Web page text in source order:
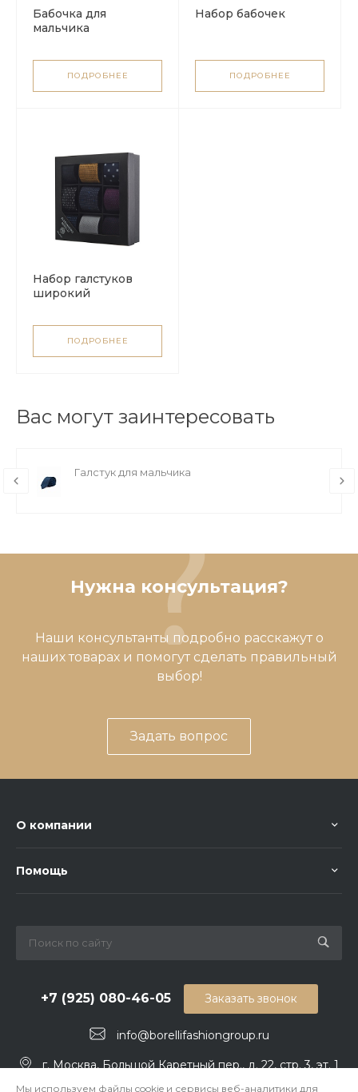
Бабочка для
мальчика
ПОДРОБНЕЕ
Набор бабочек
ПОДРОБНЕЕ
Набор галстуков
широкий
ПОДРОБНЕЕ
Вас могут заинтересовать
Галстук для мальчика
Нужна консультация?
Наши консультанты подробно расскажут о
наших товарах и помогут сделать правильный
выбор!
Задать вопрос
О компании
Помощь
+7 (925) 080-46-05
info@borellifashiongroup.ru
Заказать звонок
г. Москва, Большой Каретный пер., д. 22, стр. 3, эт. 1
Мы используем файлы cookie и сервисы веб-аналитики для